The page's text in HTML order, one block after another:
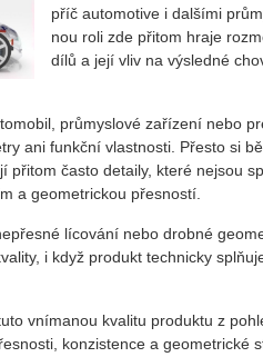
příč au­to­mo­ti­ve i dal­ší­mi
nou roli zde při­tom hraje
dílů a její vliv na vý­sled­né
prů­mys­lo­vé za­ří­ze­ní nebo
ani funkč­ní vlast­nos­ti. Přes­to si
při­tom často de­tai­ly, které nejsou
a ge­o­me­t­ric­kou přes­nos­tí.
lí­co­vá­ní nebo drob­né
i když pro­dukt tech­nic­ky
vní­ma­nou kva­li­tu pro­duk­tu z
kon­zis­ten­ce a ge­o­me­t­ric­ké